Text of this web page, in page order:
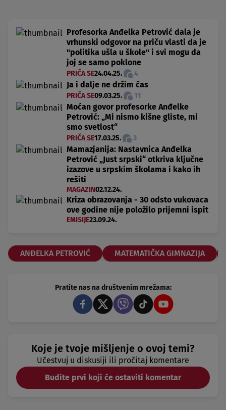
Profesorka Anđelka Petrović dala je
vrhunski odgovor na priču vlasti da je
"politika ušla u škole" i svi mogu da
joj se samo poklone
PRIČA SE24.04.25. 4
Ja i dalje ne držim čas
PRIČA SE09.03.25. 11
Moćan govor profesorke Anđelke
Petrović: „Mi nismo kišne gliste, mi
smo svetlost“
PRIČA SE17.03.25. 3
Mamazjanija: Nastavnica Anđelka
Petrović „Just srpski“ otkriva ključne
izazove u srpskim školama i kako ih
rešiti
MAGAZIN02.12.24.
Kriza obrazovanja - 30 odsto vukovaca
ove godine nije položilo prijemni ispit
EMISIJE23.09.24.
ANĐELKA PETROVIĆ MATEMATIČKA GIMNAZIJA
Pratite nas na društvenim mrežama:
Koje je tvoje mišljenje o ovoj temi?
Učestvuj u diskusiji ili pročitaj komentare
Budite prvi koji će ostaviti komentar